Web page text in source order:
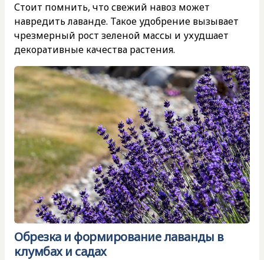
Стоит помнить, что свежий навоз может
навредить лаванде. Такое удобрение вызывает
чрезмерный рост зеленой массы и ухудшает
декоративные качества растения.
Обрезка и формирование лаванды в
клумбах и садах